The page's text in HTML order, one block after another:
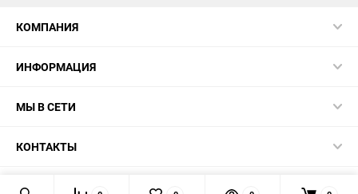
КОМПАНИЯ
ИНФОРМАЦИЯ
МЫ В СЕТИ
КОНТАКТЫ
© 2026 TK5.RU